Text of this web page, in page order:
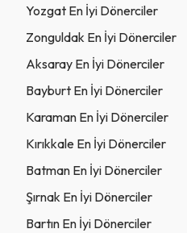
Yozgat En İyi Dönerciler
Zonguldak En İyi Dönerciler
Aksaray En İyi Dönerciler
Bayburt En İyi Dönerciler
Karaman En İyi Dönerciler
Kırıkkale En İyi Dönerciler
Batman En İyi Dönerciler
Şırnak En İyi Dönerciler
Bartın En İyi Dönerciler